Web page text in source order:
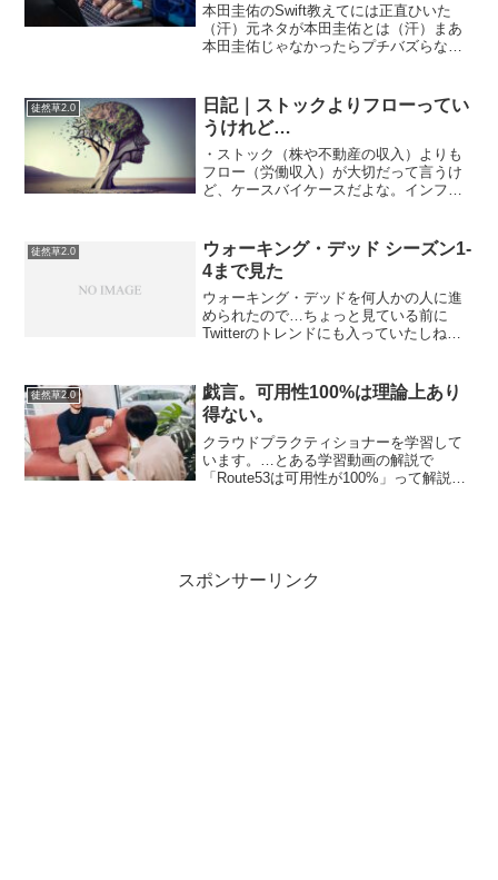
本田圭佑のSwift教えてには正直ひいた
（汗）元ネタが本田圭佑とは（汗）まあ
本田圭佑じゃなかったらプチバズらない
（汗）MENTAとかでも講師を選ぶから講
師が挙手するシステムに...
徒然草2.0
日記｜ストックよりフローってい
うけれど…
・ストック（株や不動産の収入）よりも
フロー（労働収入）が大切だって言うけ
ど、ケースバイケースだよな。インフレ
働が億劫になっていく。借金でもして株
式に突っ込んでおくのが正...
徒然草2.0
ウォーキング・デッド シーズン1-
4まで見た
ウォーキング・デッドを何人かの人に進
められたので…ちょっと見ている前に
Twitterのトレンドにも入っていたしね。
を回収すれば何度も使えるし、音が出な
い。音に敏感なゾン...
徒然草2.0
戯言。可用性100%は理論上あり
得ない。
クラウドプラクティショナーを学習して
います。…とある学習動画の解説で
「Route53は可用性が100%」って解説者
スポンサーリンク